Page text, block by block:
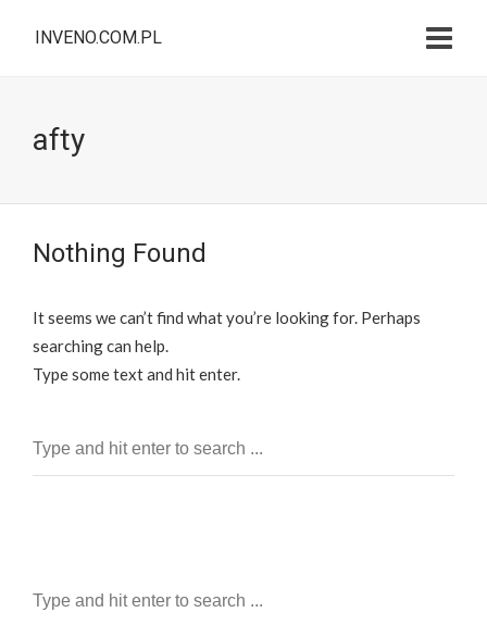
INVENO.COM.PL
afty
Nothing Found
It seems we can’t find what you’re looking for. Perhaps
searching can help.
Type some text and hit enter.